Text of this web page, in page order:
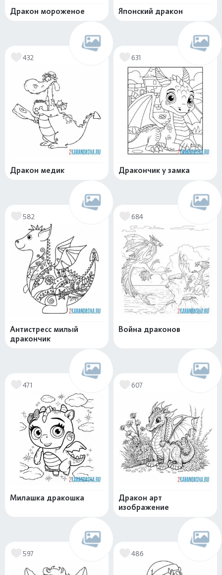
Дракон мороженое Японский дракон
432
Дракон медик
631
Дракончик у замка
582
Антистресс милый
дракончик
684
Война драконов
471
Милашка дракошка
607
Дракон арт
изображение
597 486